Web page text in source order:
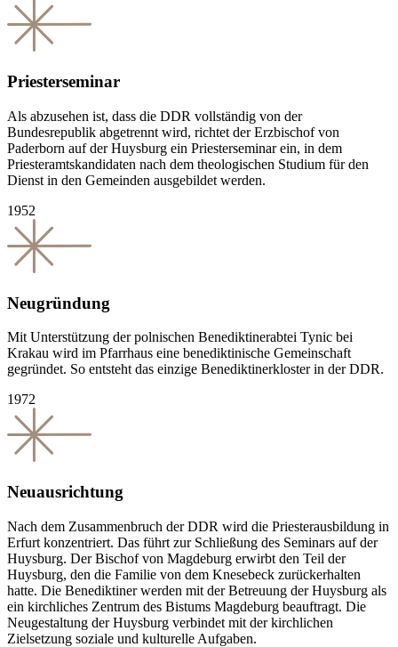
Priesterseminar
Als abzusehen ist, dass die DDR vollständig von der
Bundesrepublik abgetrennt wird, richtet der Erzbischof von
Paderborn auf der Huysburg ein Priesterseminar ein, in dem
Priesteramtskandidaten nach dem theologischen Studium für den
Dienst in den Gemeinden ausgebildet werden.
1952
Neugründung
Mit Unterstützung der polnischen Benediktinerabtei Tynic bei
Krakau wird im Pfarrhaus eine benediktinische Gemeinschaft
gegründet. So entsteht das einzige Benediktinerkloster in der DDR.
1972
Neuausrichtung
Nach dem Zusammenbruch der DDR wird die Priesterausbildung in
Erfurt konzentriert. Das führt zur Schließung des Seminars auf der
Huysburg. Der Bischof von Magdeburg erwirbt den Teil der
Huysburg, den die Familie von dem Knesebeck zurückerhalten
hatte. Die Benediktiner werden mit der Betreuung der Huysburg als
ein kirchliches Zentrum des Bistums Magdeburg beauftragt. Die
Neugestaltung der Huysburg verbindet mit der kirchlichen
Zielsetzung soziale und kulturelle Aufgaben.